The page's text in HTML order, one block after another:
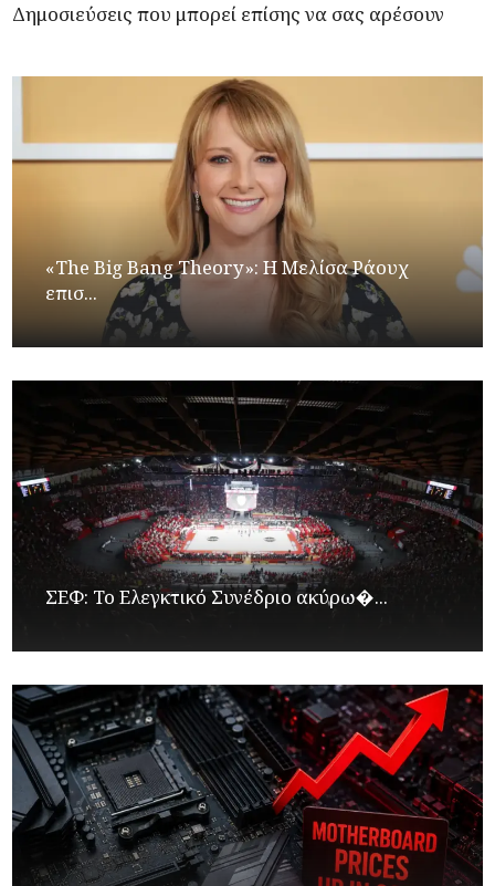
Δημοσιεύσεις που μπορεί επίσης να σας αρέσουν
«The Big Bang Theory»: Η Μελίσα Ράουχ
επισ...
ΣΕΦ: Το Ελεγκτικό Συνέδριο ακύρω�...